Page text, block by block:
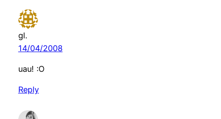
gl.
14/04/2008
uau! :O
Reply